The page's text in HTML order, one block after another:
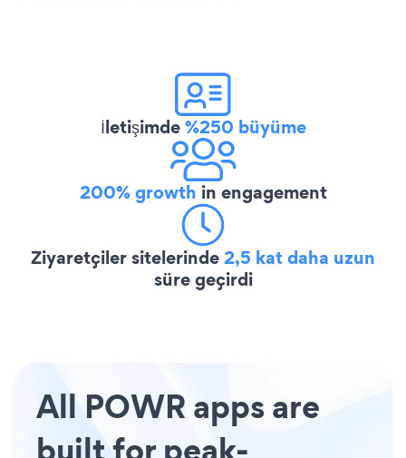
İletişimde%250 büyüme
200% growth in engagement
Ziyaretçiler sitelerinde2,5 kat daha uzun
süre geçirdi
All POWR apps are